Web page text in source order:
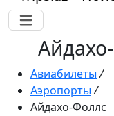
Авиабилеты /
Аэропорты /
Айдахо-Фоллс